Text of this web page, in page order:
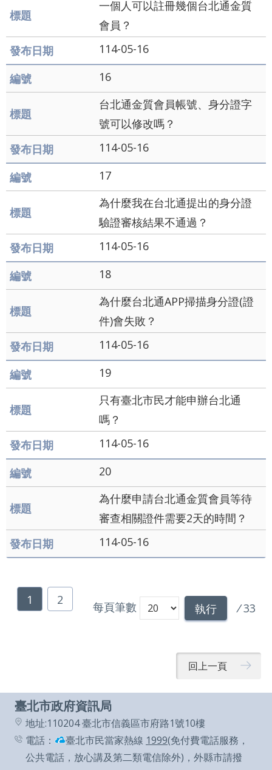
一個人可以註冊幾個台北通金質
會員？
114-05-16
16
台北通金質會員帳號、身分證字
號可以修改嗎？
114-05-16
17
為什麼我在台北通提出的身分證
驗證審核結果不通過？
114-05-16
18
為什麼台北通APP掃描身分證(證
件)會失敗？
114-05-16
19
只有臺北市民才能申辦台北通
嗎？
114-05-16
20
為什麼申請台北通金質會員等待
審查相關證件需要2天的時間？
114-05-16
1 2 每頁筆數 執行 / 33
回上一頁
臺北市政府資訊局
地址:110204 臺北市信義區市府路1號10樓
電話：
臺北市民當家熱線 1999(免付費電話服務，
公共電話，放心講及第二類電信除外)，外縣市請撥